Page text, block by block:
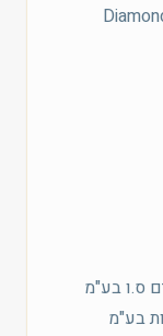
ס.ו בע"מ
בע"מ